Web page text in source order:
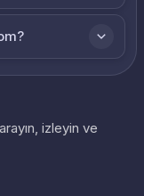
izleyin ve